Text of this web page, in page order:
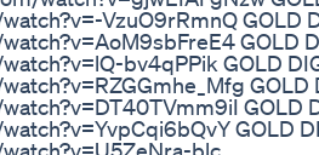
VzuO9rRmnQ GOLD
GOLD
bv4qPPik GOLD
GOLD
GOLD
GOLD
blc